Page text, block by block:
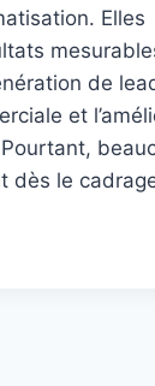
Elles
de
et
dès le